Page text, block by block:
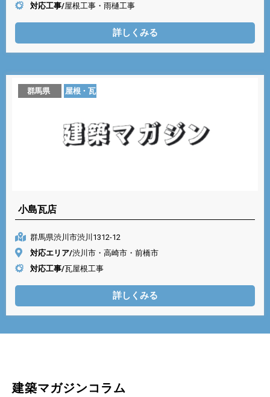
対応工事/屋根工事・雨樋工事
詳しくみる
群馬県 屋根・瓦
小島瓦店
群馬県渋川市渋川1312-12
対応エリア/渋川市・高崎市・前橋市
対応工事/瓦屋根工事
詳しくみる
建築マガジンコラム